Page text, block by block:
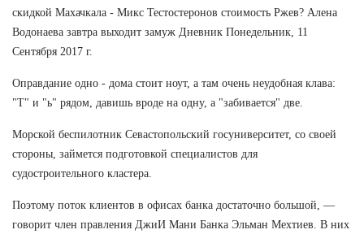
скидкой Махачкала - Микс Тестостеронов стоимость Ржев? Алена
Водонаева завтра выходит замуж Дневник Понедельник, 11
Сентября 2017 г.
Оправдание одно - дома стоит ноут, а там очень неудобная клава:
"Т" и "ь" рядом, давишь вроде на одну, а "забивается" две.
Морской беспилотник Севастопольский госуниверситет, со своей
стороны, займется подготовкой специалистов для
судостроительного кластера.
Поэтому поток клиентов в офисах банка достаточно большой, —
говорит член правления ДжиИ Мани Банка Эльман Мехтиев. В них